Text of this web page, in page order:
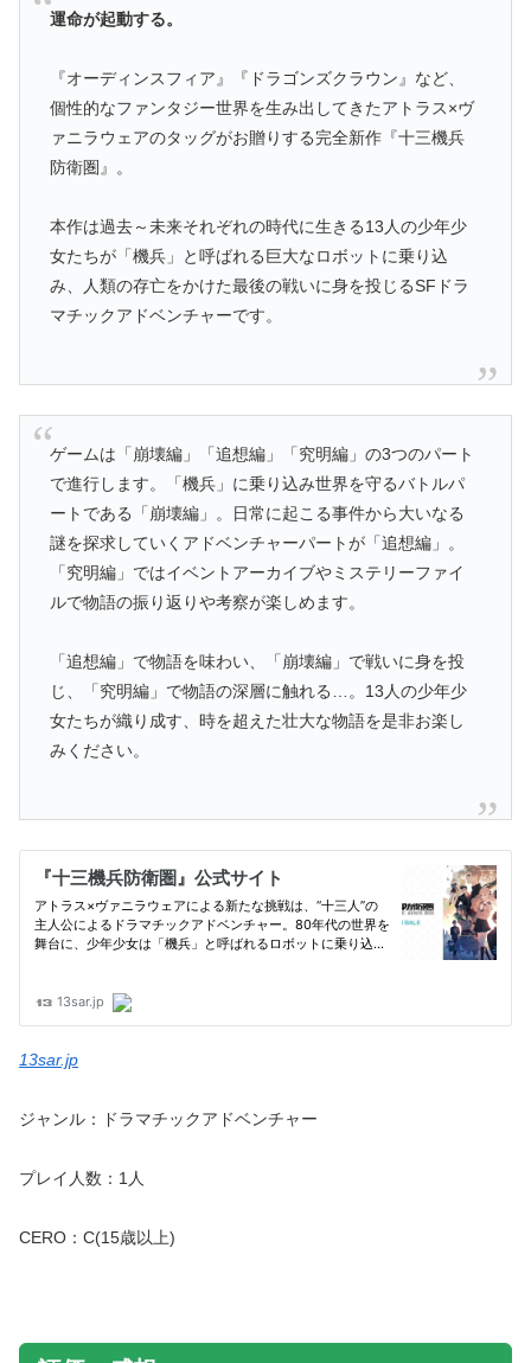
運命が起動する。
『オーディンスフィア』『ドラゴンズクラウン』など、
個性的なファンタジー世界を生み出してきたアトラス×ヴ
ァニラウェアのタッグがお贈りする完全新作『十三機兵
防衛圏』。
本作は過去～未来それぞれの時代に生きる13人の少年少
女たちが「機兵」と呼ばれる巨大なロボットに乗り込
み、人類の存亡をかけた最後の戦いに身を投じるSFドラ
マチックアドベンチャーです。
ゲームは「崩壊編」「追想編」「究明編」の3つのパート
で進行します。「機兵」に乗り込み世界を守るバトルパ
ートである「崩壊編」。日常に起こる事件から大いなる
謎を探求していくアドベンチャーパートが「追想編」。
「究明編」ではイベントアーカイブやミステリーファイ
ルで物語の振り返りや考察が楽しめます。
「追想編」で物語を味わい、「崩壊編」で戦いに身を投
じ、「究明編」で物語の深層に触れる…。13人の少年少
女たちが織り成す、時を超えた壮大な物語を是非お楽し
みください。
13sar.jp
ジャンル：ドラマチックアドベンチャー
プレイ人数：1人
CERO：C(15歳以上)